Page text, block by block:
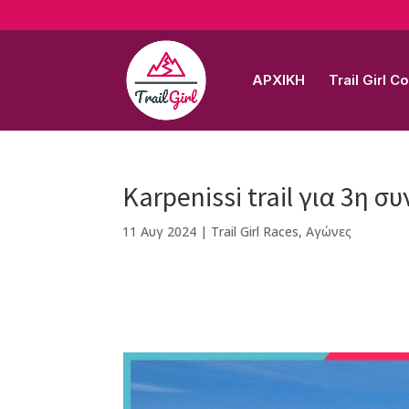
ΑΡΧΙΚΗ Trail Girl
Karpenissi trail για 3η
11 Αυγ 2024 | Trail Girl Races,Αγώνες
a
c
e
ss
b
e
m
ai
w n